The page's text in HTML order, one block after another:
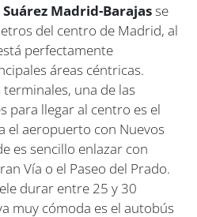
Madrid-Barajasse
del centro de Madrid, al
perfectamente
áreas céntricas.
una de las
para llegar al centro es el
el aeropuerto con Nuevos
es sencillo enlazar con
Vía o el Paseo del Prado.
durar entre 25 y 30
muy cómoda es el autobús